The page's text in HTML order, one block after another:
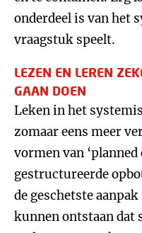
onderdeel is van het
vraagstuk speelt.
LEZEN EN LEREN
GAAN DOEN
Leken in het
zomaar eens meer
vormen van ‘planned
gestructureerde
de geschetste
kunnen ontstaan dat